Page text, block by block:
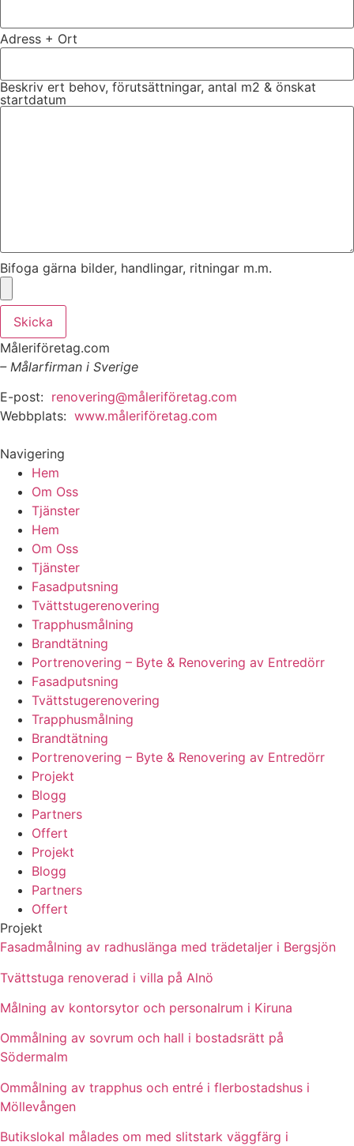
Adress + Ort
Beskriv ert behov, förutsättningar, antal m2 & önskat
startdatum
Bifoga gärna bilder, handlingar, ritningar m.m.
Skicka
Måleriföretag.com
– Målarfirman i Sverige
E-post: renovering@måleriföretag.com
Webbplats: www.måleriföretag.com
Navigering
Hem
Om Oss
Tjänster
Hem
Om Oss
Tjänster
Fasadputsning
Tvättstugerenovering
Trapphusmålning
Brandtätning
Portrenovering – Byte & Renovering av Entredörr
Fasadputsning
Tvättstugerenovering
Trapphusmålning
Brandtätning
Portrenovering – Byte & Renovering av Entredörr
Projekt
Blogg
Partners
Offert
Projekt
Blogg
Partners
Offert
Projekt
Fasadmålning av radhuslänga med trädetaljer i Bergsjön
Tvättstuga renoverad i villa på Alnö
Målning av kontorsytor och personalrum i Kiruna
Ommålning av sovrum och hall i bostadsrätt på
Södermalm
Ommålning av trapphus och entré i flerbostadshus i
Möllevången
Butikslokal målades om med slitstark väggfärg i